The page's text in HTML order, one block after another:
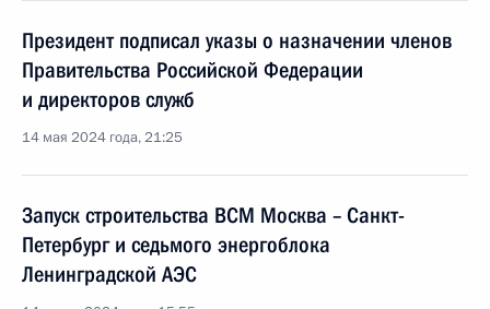
Президент подписал указы о назначении членов
Правительства Российской Федерации
и директоров служб
14 мая 2024 года, 21:25
Запуск строительства ВСМ Москва – Санкт-
Петербург и седьмого энергоблока
Ленинградской АЭС